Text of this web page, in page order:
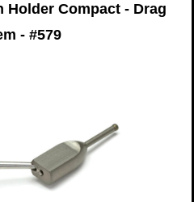
Compact - Drag
- #579